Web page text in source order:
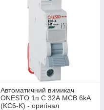
Автоматичний вимикач
ONESTO 1п С 32А MCB 6kA
(KC6-K) - оригінал